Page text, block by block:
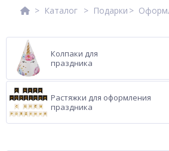
Каталог Подарки
Колпаки для
праздника
Растяжки для оформления
праздника